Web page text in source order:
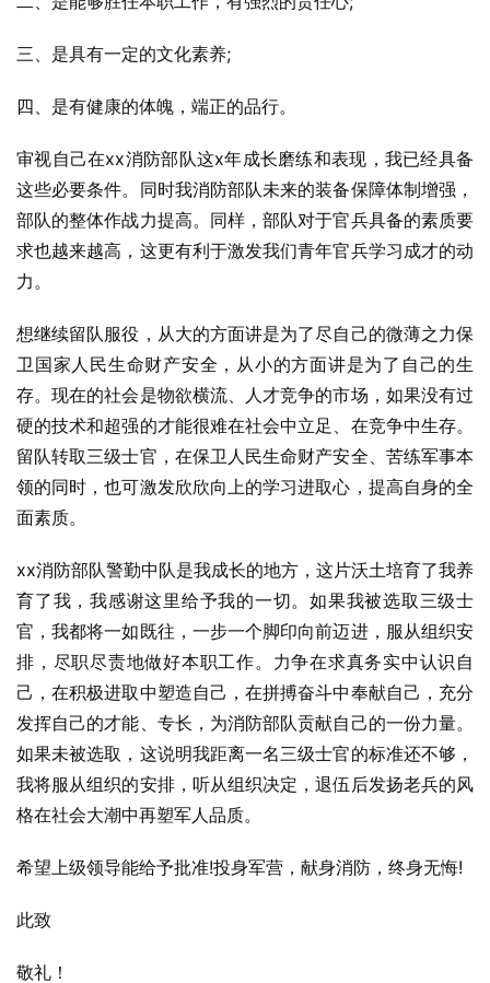
三、是具有一定的文化素养;
四、是有健康的体魄，端正的品行。
审视自己在xx消防部队这x年成长磨练和表现，我已经具备
这些必要条件。同时我消防部队未来的装备保障体制增强，
部队的整体作战力提高。同样，部队对于官兵具备的素质要
求也越来越高，这更有利于激发我们青年官兵学习成才的动
力。
想继续留队服役，从大的方面讲是为了尽自己的微薄之力保
卫国家人民生命财产安全，从小的方面讲是为了自己的生
存。现在的社会是物欲横流、人才竞争的市场，如果没有过
硬的技术和超强的才能很难在社会中立足、在竞争中生存。
留队转取三级士官，在保卫人民生命财产安全、苦练军事本
领的同时，也可激发欣欣向上的学习进取心，提高自身的全
面素质。
xx消防部队警勤中队是我成长的地方，这片沃土培育了我养
育了我，我感谢这里给予我的一切。如果我被选取三级士
官，我都将一如既往，一步一个脚印向前迈进，服从组织安
排，尽职尽责地做好本职工作。力争在求真务实中认识自
己，在积极进取中塑造自己，在拼搏奋斗中奉献自己，充分
发挥自己的才能、专长，为消防部队贡献自己的一份力量。
如果未被选取，这说明我距离一名三级士官的标准还不够，
我将服从组织的安排，听从组织决定，退伍后发扬老兵的风
格在社会大潮中再塑军人品质。
希望上级领导能给予批准!投身军营，献身消防，终身无悔!
此致
敬礼！